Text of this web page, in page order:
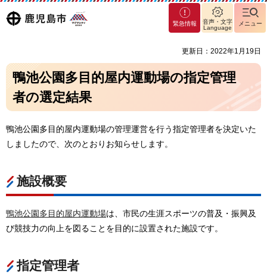
鹿児島
マグ
マシ
緊急情報
音声・文字
Language
メニュー
更新日：2022年1月19日
鴨池公園多目的屋内運動場の指定管理
者の選定結果
鴨池公園多目的屋内運動場の管理運営を行う指定管理者を決定いた
しましたので、次のとおりお知らせします。
施設概要
鴨池公園多目的屋内運動場は、市民の生涯スポーツの普及・振興及
び競技力の向上を図ることを目的に設置された施設です。
指定管理者